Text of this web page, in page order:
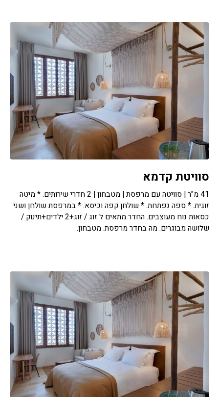
סוויטת קדמא
41 מ"ר | סוויטה עם מרפסת | מטבחון | 2 חדרי שירותים. * מיטה
זוגית. * ספה נפתחת. * שולחן קפה וכיסא. * במרפסת שולחן ושני
כסאות נוח מעוצבים. החדר מתאים ל זוג / זוג+2 ילדים+תינוק /
שלושה מבוגרים. מה בחדר מרפסת. מטבחון.